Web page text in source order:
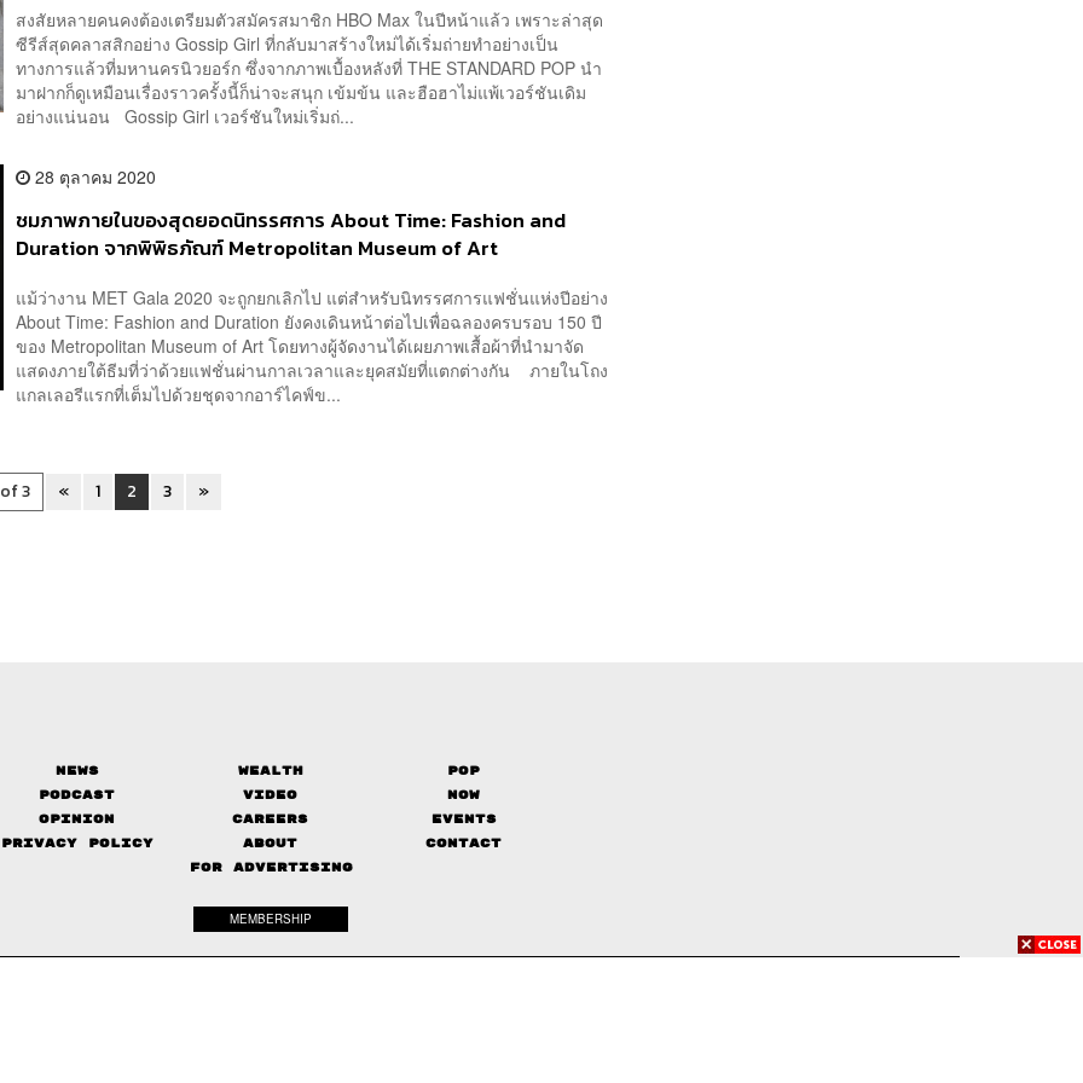
สงสัยหลายคนคงต้องเตรียมตัวสมัครสมาชิก HBO Max ในปีหน้าแล้ว เพราะล่าสุด
ซีรีส์สุดคลาสสิกอย่าง Gossip Girl ที่กลับมาสร้างใหม่ได้เริ่มถ่ายทำอย่างเป็น
ทางการแล้วที่มหานครนิวยอร์ก ซึ่งจากภาพเบื้องหลังที่ THE STANDARD POP นำ
มาฝากก็ดูเหมือนเรื่องราวครั้งนี้ก็น่าจะสนุก เข้มข้น และฮือฮาไม่แพ้เวอร์ชันเดิม
อย่างแน่นอน Gossip Girl เวอร์ชันใหม่เริ่มถ่...
28 ตุลาคม 2020
ชมภาพภายในของสุดยอดนิทรรศการ About Time: Fashion and
Duration จากพิพิธภัณฑ์ Metropolitan Museum of Art
แม้ว่างาน MET Gala 2020 จะถูกยกเลิกไป แต่สำหรับนิทรรศการแฟชั่นแห่งปีอย่าง
About Time: Fashion and Duration ยังคงเดินหน้าต่อไปเพื่อฉลองครบรอบ 150 ปี
ของ Metropolitan Museum of Art โดยทางผู้จัดงานได้เผยภาพเสื้อผ้าที่นำมาจัด
แสดงภายใต้ธีมที่ว่าด้วยแฟชั่นผ่านกาลเวลาและยุคสมัยที่แตกต่างกัน ภายในโถง
แกลเลอรีแรกที่เต็มไปด้วยชุดจากอาร์ไคฟ์ข...
3 « 1 2 3 »
News Wealth
Pop
Podcast
Video
Now
Opinion
Careers
Events
Privacy Policy
About
Contact
FOR ADVERTISING
MEMBERSHIP